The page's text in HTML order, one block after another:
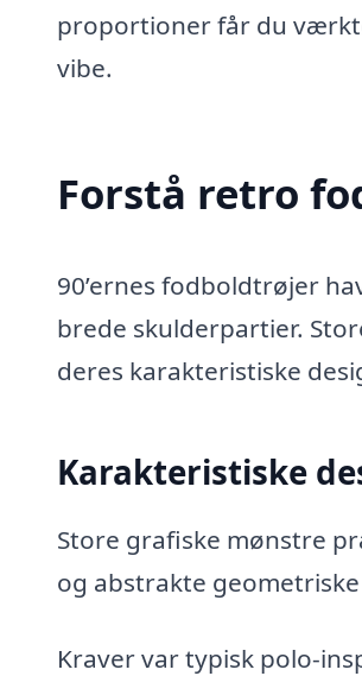
proportioner får du
vibe.
Forstå retro
90’ernes fodboldtrøjer
brede skulderpartier.
deres karakteristiske
Karakteristiske
Store grafiske mønstre
og abstrakte
Kraver var typisk polo-